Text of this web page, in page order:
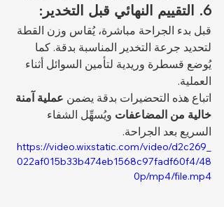
6. التقييم النهائي قبل التخدير:
قبل بدء الجراحة مباشرة، يُقاس وزن القطة
لتحديد جرعة التخدير المناسبة بدقة. كما
يُوضع قسطرة وريدية لتأمين السوائل أثناء
العملية.
اتباع هذه التحضيرات بدقة يضمن عملية آمنة
خالية من المضاعفات ويُسهِّل الشفاء
السريع بعد الجراحة.
https://video.wixstatic.com/video/d2c269_
022af015b33b474eb1568c97fadf60f4/48
0p/mp4/file.mp4